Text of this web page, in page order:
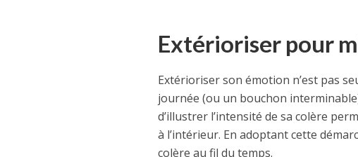
Extérioriser pour
Extérioriser son émotion n’est pas
journée (ou un bouchon
d’illustrer l’intensité de sa colère
à l’intérieur. En adoptant cette
colère au fil du temps.